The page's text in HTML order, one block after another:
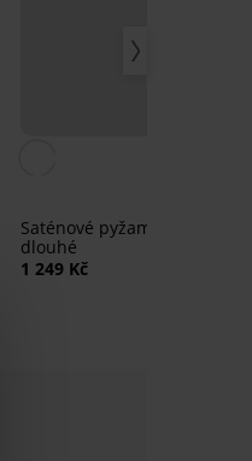
Saténové pyžamo Satine
dlouhé
1 249 Kč